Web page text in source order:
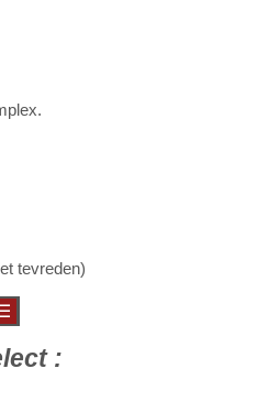
tevreden)
: